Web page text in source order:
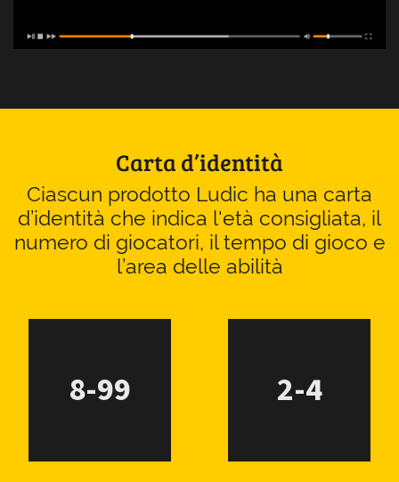
Carta d’identità
Ciascun prodotto Ludic ha una carta
d’identità che indica l'età consigliata, il
numero di giocatori, il tempo di gioco e
l’area delle abilità
8-99 2-4